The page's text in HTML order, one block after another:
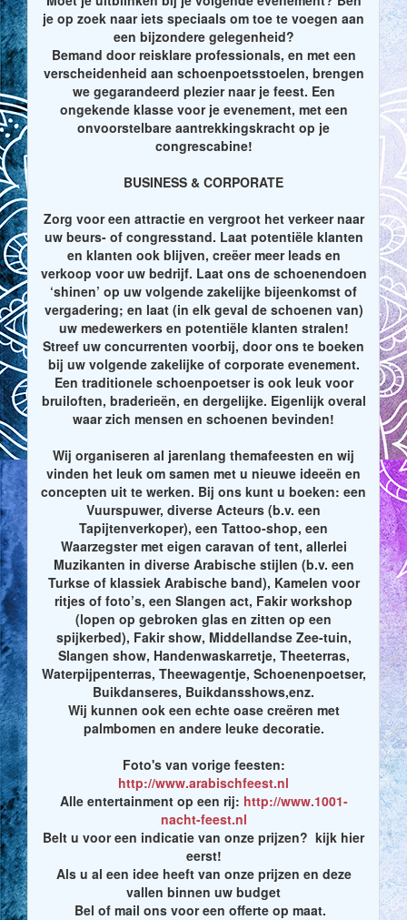
je op zoek naar iets speciaals om toe te voegen aan
een bijzondere gelegenheid?
Bemand door reisklare professionals, en met een
verscheidenheid aan schoenpoetsstoelen, brengen
we gegarandeerd plezier naar je feest. Een
ongekende klasse voor je evenement, met een
onvoorstelbare aantrekkingskracht op je
congrescabine!
BUSINESS & CORPORATE
Zorg voor een attractie en vergroot het verkeer naar
uw beurs- of congresstand. Laat potentiële klanten
en klanten ook blijven, creëer meer leads en
verkoop voor uw bedrijf. Laat ons de schoenendoen
‘shinen’ op uw volgende zakelijke bijeenkomst of
vergadering; en laat (in elk geval de schoenen van)
uw medewerkers en potentiële klanten stralen!
Streef uw concurrenten voorbij, door ons te boeken
bij uw volgende zakelijke of corporate evenement.
Een traditionele schoenpoetser is ook leuk voor
bruiloften, braderieën, en dergelijke. Eigenlijk overal
waar zich mensen en schoenen bevinden!
Wij organiseren al jarenlang themafeesten en wij
vinden het leuk om samen met u nieuwe ideeën en
concepten uit te werken. Bij ons kunt u boeken: een
Vuurspuwer, diverse Acteurs (b.v. een
Tapijtenverkoper), een Tattoo-shop, een
Waarzegster met eigen caravan of tent, allerlei
Muzikanten in diverse Arabische stijlen (b.v. een
Turkse of klassiek Arabische band), Kamelen voor
ritjes of foto’s, een Slangen act, Fakir workshop
(lopen op gebroken glas en zitten op een
spijkerbed), Fakir show, Middellandse Zee-tuin,
Slangen show, Handenwaskarretje, Theeterras,
Waterpijpenterras, Theewagentje, Schoenenpoetser,
Buikdanseres, Buikdansshows,enz.
Wij kunnen ook een echte oase creëren met
palmbomen en andere leuke decoratie.
Foto's van vorige feesten:
http://www.arabischfeest.nl
Alle entertainment op een rij: http://www.1001-
nacht-feest.nl
Belt u voor een indicatie van onze prijzen? kijk hier
eerst!
Als u al een idee heeft van onze prijzen en deze
vallen binnen uw budget
Bel of mail ons voor een offerte op maat.